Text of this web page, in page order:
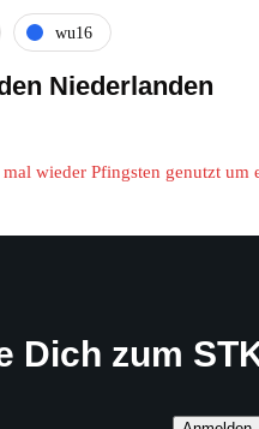
wu16
Niederlanden
wieder Pfingsten genutzt
Dich zum